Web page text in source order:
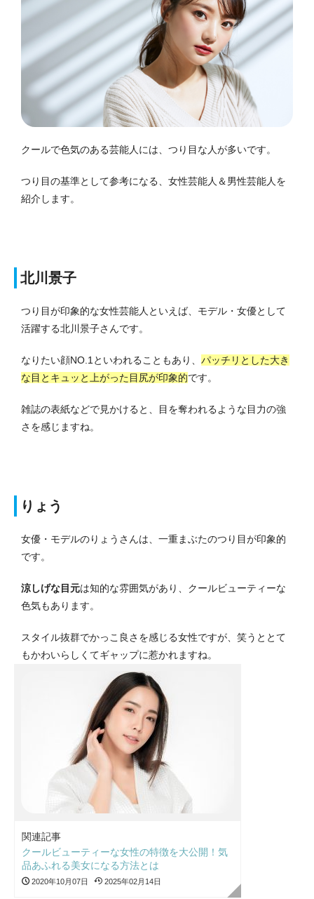
クールで色気のある芸能人には、つり目な人が多いです。
つり目の基準として参考になる、女性芸能人＆男性芸能人を
紹介します。
北川景子
つり目が印象的な女性芸能人といえば、モデル・女優として
活躍する北川景子さんです。
なりたい顔NO.1といわれることもあり、 パッチリとした大き
な目とキュッと上がった目尻が印象的です。
雑誌の表紙などで見かけると、目を奪われるような目力の強
さを感じますね。
りょう
女優・モデルのりょうさんは、一重まぶたのつり目が印象的
です。
涼しげな目元は知的な雰囲気があり、クールビューティーな
色気もあります。
スタイル抜群でかっこ良さを感じる女性ですが、笑うととて
もかわいらしくてギャップに惹かれますね。
関連記事
クールビューティーな女性の特徴を大公開！気
品あふれる美女になる方法とは
2020年10月07日 2025年02月14日